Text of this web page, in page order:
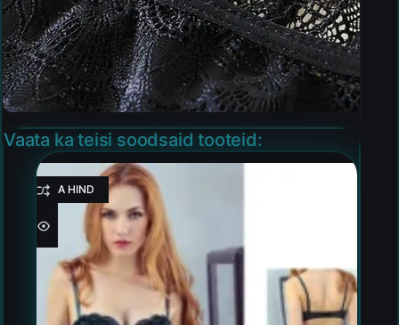
Vaata ka teisi soodsaid tooteid:
HEA HIND